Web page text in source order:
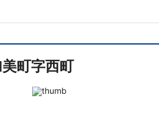
町字西町